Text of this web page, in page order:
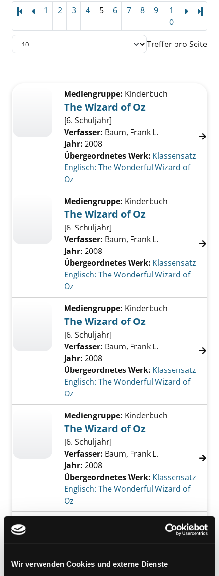
Wir verwenden Cookies und externe Dienste
1 2 3 4 5 6 7 8 9
1
0
Treffer pro Seite
Zu den Suchfiltern springen
Mediengruppe: Kinderbuch
The Wizard of Oz
[6. Schuljahr]
Verfasser: Baum, Frank L.
Jahr: 2008
Übergeordnetes Werk: Klassensatz
Englisch: The Wonderful Wizard of
Oz
Mediengruppe: Kinderbuch
The Wizard of Oz
[6. Schuljahr]
Verfasser: Baum, Frank L.
Jahr: 2008
Übergeordnetes Werk: Klassensatz
Englisch: The Wonderful Wizard of
Oz
Mediengruppe: Kinderbuch
The Wizard of Oz
[6. Schuljahr]
Verfasser: Baum, Frank L.
Jahr: 2008
Übergeordnetes Werk: Klassensatz
Englisch: The Wonderful Wizard of
Oz
Mediengruppe: Kinderbuch
The Wizard of Oz
[6. Schuljahr]
Verfasser: Baum, Frank L.
Jahr: 2008
Übergeordnetes Werk: Klassensatz
Englisch: The Wonderful Wizard of
Oz
Kinderbuch
Verfasser:Baum, Frank L.